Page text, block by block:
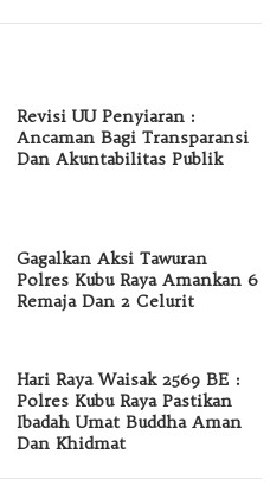
Revisi UU Penyiaran :
Ancaman Bagi Transparansi
Dan Akuntabilitas Publik
Gagalkan Aksi Tawuran
Polres Kubu Raya Amankan 6
Remaja Dan 2 Celurit
Hari Raya Waisak 2569 BE :
Polres Kubu Raya Pastikan
Ibadah Umat Buddha Aman
Dan Khidmat